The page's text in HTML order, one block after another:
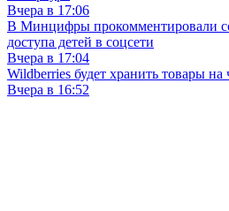
Вчера в 17:06
В Минцифры прокомментировали
доступа детей в соцсети
Вчера в 17:04
Wildberries будет хранить товары на
Вчера в 16:52